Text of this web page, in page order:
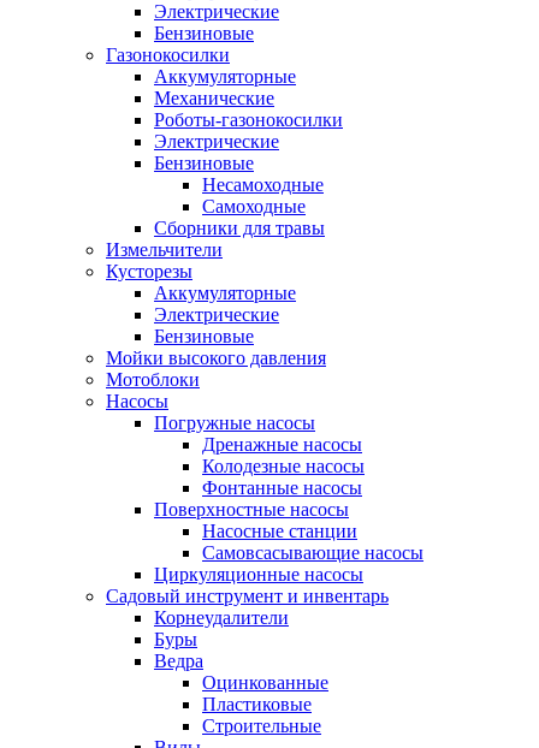
Электрические
Бензиновые
Газонокосилки
Аккумуляторные
Механические
Роботы-газонокосилки
Электрические
Бензиновые
Несамоходные
Самоходные
Сборники для травы
Измельчители
Кусторезы
Аккумуляторные
Электрические
Бензиновые
Мойки высокого давления
Мотоблоки
Насосы
Погружные насосы
Дренажные насосы
Колодезные насосы
Фонтанные насосы
Поверхностные насосы
Насосные станции
Самовсасывающие насосы
Циркуляционные насосы
Садовый инструмент и инвентарь
Корнеудалители
Буры
Ведра
Оцинкованные
Пластиковые
Строительные